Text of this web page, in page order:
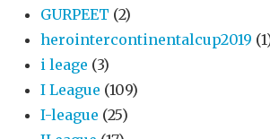
GURPEET (2)
herointercontinentalcup2019
i leage (3)
I League (109)
I-league (25)